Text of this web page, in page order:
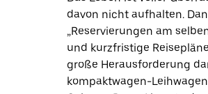
davon nicht aufhalten.
„Reservierungen am
und kurzfristige
große Herausforderung
kompaktwagen-